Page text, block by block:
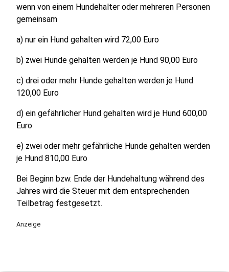
wenn von einem Hundehalter oder mehreren Personen
gemeinsam
a) nur ein Hund gehalten wird 72,00 Euro
b) zwei Hunde gehalten werden je Hund 90,00 Euro
c) drei oder mehr Hunde gehalten werden je Hund
120,00 Euro
d) ein gefährlicher Hund gehalten wird je Hund 600,00
Euro
e) zwei oder mehr gefährliche Hunde gehalten werden
je Hund 810,00 Euro
Bei Beginn bzw. Ende der Hundehaltung während des
Jahres wird die Steuer mit dem entsprechenden
Teilbetrag festgesetzt.
Anzeige